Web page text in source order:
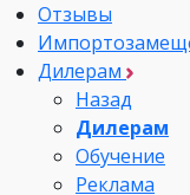
Отзывы
Дилерам
Назад
Дилерам
Обучение
Реклама